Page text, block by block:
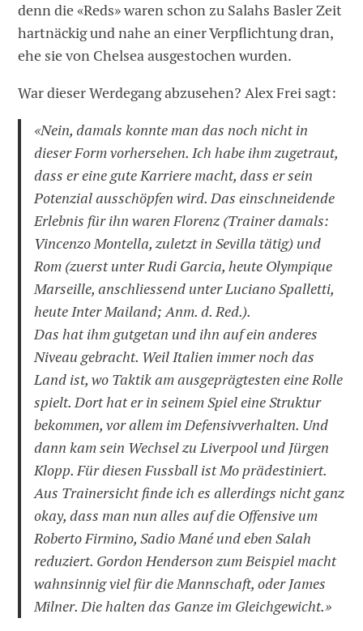
denn die «Reds» waren schon zu Salahs Basler Zeit
hartnäckig und nahe an einer Verpflichtung dran,
ehe sie von Chelsea ausgestochen wurden.
War dieser Werdegang abzusehen? Alex Frei sagt:
«Nein, damals konnte man das noch nicht in
dieser Form vorhersehen. Ich habe ihm zugetraut,
dass er eine gute Karriere macht, dass er sein
Potenzial ausschöpfen wird. Das einschneidende
Erlebnis für ihn waren Florenz (Trainer damals:
Vincenzo Montella, zuletzt in Sevilla tätig) und
Rom (zuerst unter Rudi Garcia, heute Olympique
Marseille, anschliessend unter Luciano Spalletti,
heute Inter Mailand; Anm. d. Red.).
Das hat ihm gutgetan und ihn auf ein anderes
Niveau gebracht. Weil Italien immer noch das
Land ist, wo Taktik am ausgeprägtesten eine Rolle
spielt. Dort hat er in seinem Spiel eine Struktur
bekommen, vor allem im Defensivverhalten. Und
dann kam sein Wechsel zu Liverpool und Jürgen
Klopp. Für diesen Fussball ist Mo prädestiniert.
Aus Trainersicht finde ich es allerdings nicht ganz
okay, dass man nun alles auf die Offensive um
Roberto Firmino, Sadio Mané und eben Salah
reduziert. Gordon Henderson zum Beispiel macht
wahnsinnig viel für die Mannschaft, oder James
Milner. Die halten das Ganze im Gleichgewicht.»